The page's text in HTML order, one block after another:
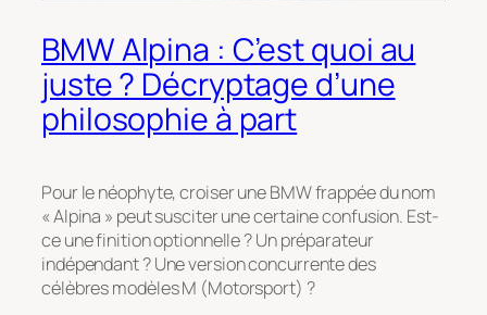
BMW Alpina : C’est quoi au
juste ? Décryptage d’une
philosophie à part
Pour le néophyte, croiser une BMW frappée du nom
« Alpina » peut susciter une certaine confusion. Est-
ce une finition optionnelle ? Un préparateur
indépendant ? Une version concurrente des
célèbres modèles M (Motorsport) ?